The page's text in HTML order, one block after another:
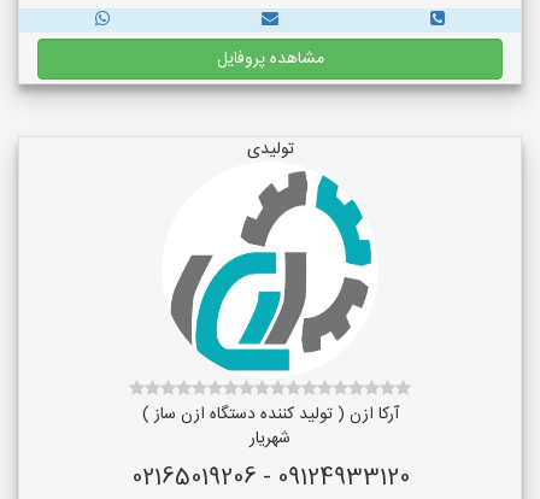
مشاهده پروفایل
تولیدی
آرکا ازن ( تولید کننده دستگاه ازن ساز )
شهریار
09124933120 - 02165019206